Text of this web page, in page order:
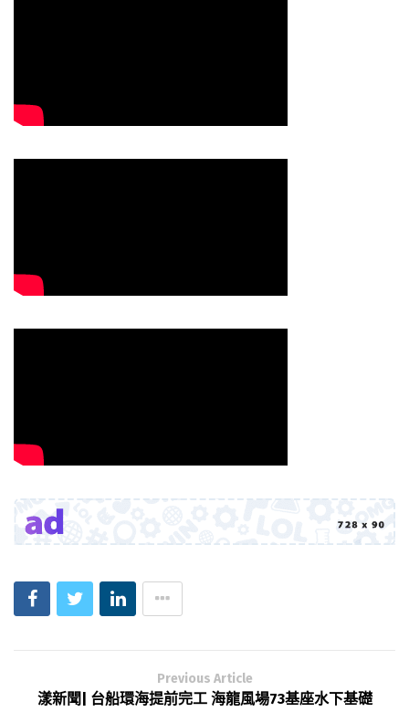
Previous Article
漾新聞| 台船環海提前完工 海龍風場73基座水下基礎